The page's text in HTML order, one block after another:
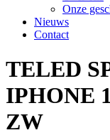
Onze
Nieuws
Contact
TELED
IPHONE
ZW